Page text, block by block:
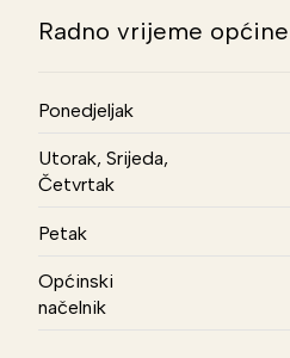
Radno vrijeme općine
Ponedjeljak
Utorak, Srijeda,
Četvrtak
Petak
Općinski
načelnik